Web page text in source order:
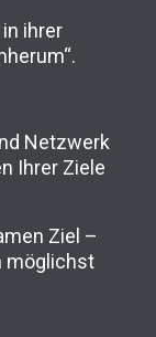
ihrer
Netzwerk
Ihrer Ziele
Ziel –
möglichst